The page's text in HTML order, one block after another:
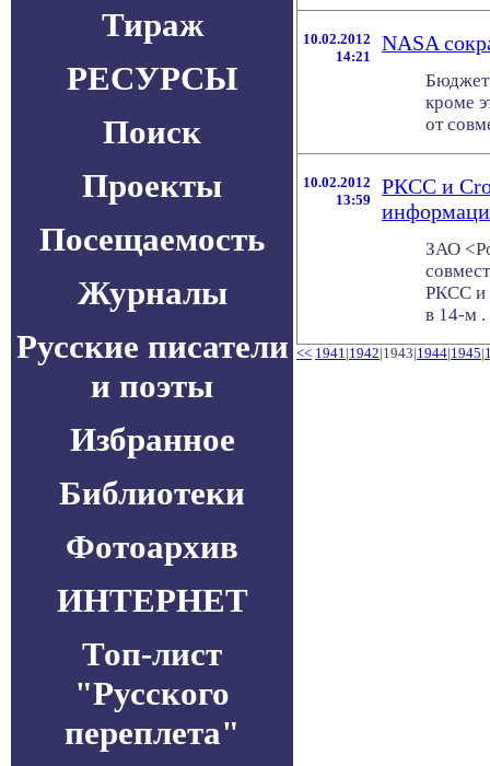
Тираж
РЕСУРСЫ
Поиск
Проекты
Посещаемость
Журналы
Русские писатели
и поэты
Избранное
Библиотеки
Фотоархив
ИНТЕРНЕТ
Топ-лист
"Русского
переплета"
10.02.2012
14:21
NASA
Бюджет
кроме
от
10.02.2012
13:59
РКСС и
ЗАО
РКСС и
в 14-м .
<< 1941|1942|1943|1944|1945|